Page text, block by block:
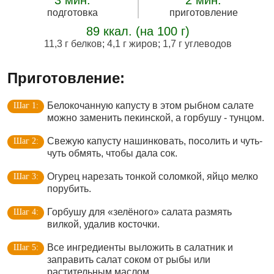
подготовка приготовление
89 ккал. (на 100 г)
11,3 г белков; 4,1 г жиров; 1,7 г углеводов
Приготовление:
Белокочанную капусту в этом рыбном салате
можно заменить пекинской, а горбушу - тунцом.
Свежую капусту нашинковать, посолить и чуть-
чуть обмять, чтобы дала сок.
Огурец нарезать тонкой соломкой, яйцо мелко
порубить.
Горбушу для «зелёного» салата размять
вилкой, удалив косточки.
Все ингредиенты выложить в салатник и
заправить салат соком от рыбы или
растительным маслом.